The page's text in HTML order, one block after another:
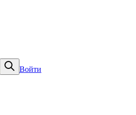
Войти